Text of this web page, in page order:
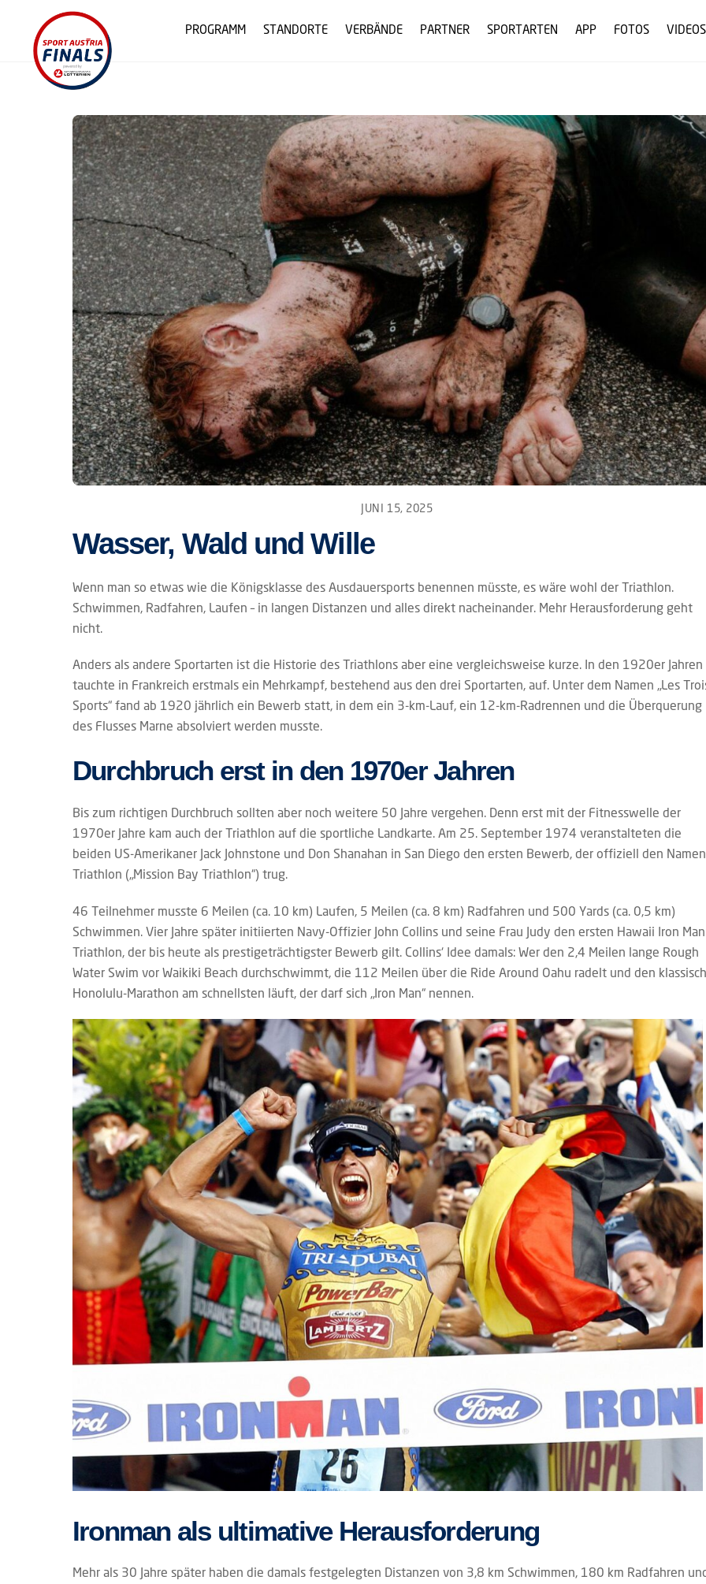
content
PROGRAMM STANDORTE VERBÄNDE PARTNER SPORTARTEN APP FOTOS
JUNI 15, 2025
Wasser, Wald und Wille
Wenn man so etwas wie die Königsklasse des Ausdauersports benennen müsste, es wäre wohl der Triathlon.
Schwimmen, Radfahren, Laufen – in langen Distanzen und alles direkt nacheinander. Mehr Herausforderung geht
nicht.
Anders als andere Sportarten ist die Historie des Triathlons aber eine vergleichsweise kurze. In den 1920er Jahren
tauchte in Frankreich erstmals ein Mehrkampf, bestehend aus den drei Sportarten, auf. Unter dem Namen „Les
Sports“ fand ab 1920 jährlich ein Bewerb statt, in dem ein 3-km-Lauf, ein 12-km-Radrennen und die Überquerung
des Flusses Marne absolviert werden musste.
Durchbruch erst in den 1970er Jahren
Bis zum richtigen Durchbruch sollten aber noch weitere 50 Jahre vergehen. Denn erst mit der Fitnesswelle der
1970er Jahre kam auch der Triathlon auf die sportliche Landkarte. Am 25. September 1974 veranstalteten die
beiden US-Amerikaner Jack Johnstone und Don Shanahan in San Diego den ersten Bewerb, der offiziell den Namen
Triathlon („Mission Bay Triathlon“) trug.
46 Teilnehmer musste 6 Meilen (ca. 10 km) Laufen, 5 Meilen (ca. 8 km) Radfahren und 500 Yards (ca. 0,5 km)
Schwimmen. Vier Jahre später initiierten Navy-Offizier John Collins und seine Frau Judy den ersten Hawaii Iron Man
Triathlon, der bis heute als prestigeträchtigster Bewerb gilt. Collins‘ Idee damals: Wer den 2,4 Meilen lange Rough
Water Swim vor Waikiki Beach durchschwimmt, die 112 Meilen über die Ride Around Oahu radelt und den
Honolulu-Marathon am schnellsten läuft, der darf sich „Iron Man“ nennen.
Ironman als ultimative Herausforderung
Mehr als 30 Jahre später haben die damals festgelegten Distanzen von 3,8 km Schwimmen, 180 km Radfahren